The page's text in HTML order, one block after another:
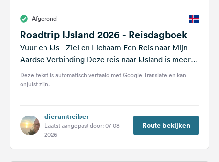
Afgerond
Roadtrip IJsland 2026 - Reisdagboek
Vuur en IJs - Ziel en Lichaam Een Reis naar Mijn
Aardse Verbinding Deze reis naar IJsland is meer
dan alleen een...
Deze tekst is automatisch vertaald met Google Translate en kan
onjuist zijn.
dierumtreiber
Laatst aangepast door: 07-08-
2026
Route bekijken